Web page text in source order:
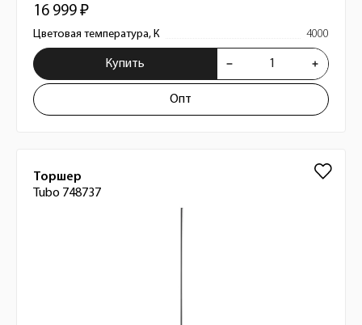
16 999 ₽
Цветовая температура, К 4000
Купить
Опт
Торшер
Tubo 748737